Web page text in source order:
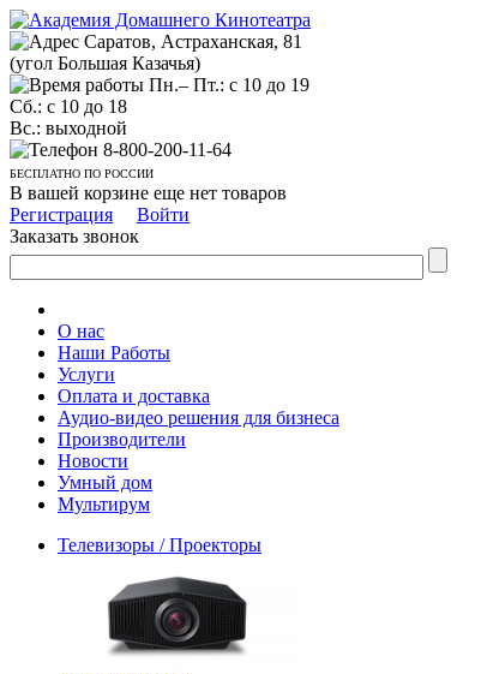
Саратов, Астраханская, 81
(угол Большая Казачья)
Пн.– Пт.: с 10 до 19
Сб.: с 10 до 18
Вс.: выходной
8-800-200-11-64
БЕСПЛАТНО ПО РОССИИ
В вашей корзине еще нет товаров
Регистрация
Войти
Заказать звонок
О нас
Наши Работы
Услуги
Оплата и доставка
Аудио-видео решения для бизнеса
Производители
Новости
Умный дом
Мультирум
Телевизоры / Проекторы